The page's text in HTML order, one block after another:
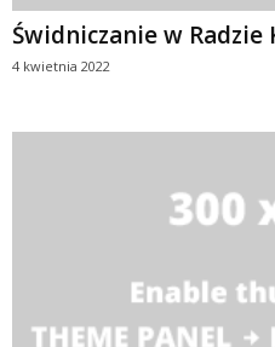
Świdniczanie w
4 kwietnia 2022